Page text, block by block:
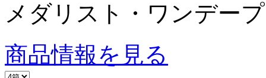
メダリスト・ワンデー
商品情報を見る